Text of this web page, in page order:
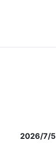
2026/7/